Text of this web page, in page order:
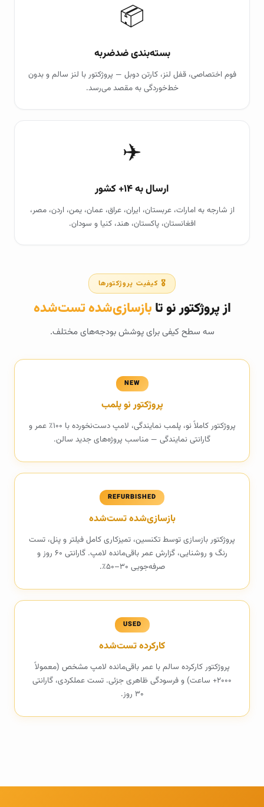
📦
بسته‌بندی ضدضربه
فوم اختصاصی، قفل لنز، کارتن دوبل — پروژکتور با لنز سالم و بدون
خط‌خوردگی به مقصد می‌رسد.
✈️
ارسال به ۱۴+ کشور
از شارجه به امارات، عربستان، ایران، عراق، عمان، یمن، اردن، مصر،
افغانستان، پاکستان، هند، کنیا و سودان.
🎖️ کیفیت پروژکتورها
از پروژکتور نو تا بازسازی‌شده تست‌شده
سه سطح کیفی برای پوشش بودجه‌های مختلف.
NEW
پروژکتور نو پلمب
پروژکتور کاملاً نو، پلمب نمایندگی، لامپ دست‌نخورده با ۱۰۰٪ عمر و
گارانتی نمایندگی — مناسب پروژه‌های جدید سالن.
REFURBISHED
بازسازی‌شده تست‌شده
پروژکتور بازسازی توسط تکنسین، تمیزکاری کامل فیلتر و پنل، تست
رنگ و روشنایی، گزارش عمر باقی‌مانده لامپ. گارانتی ۶۰ روز و
صرفه‌جویی ۳۰–۵۰٪.
USED
کارکرده تست‌شده
پروژکتور کارکرده سالم با عمر باقی‌مانده لامپ مشخص (معمولاً
۲۰۰۰+ ساعت) و فرسودگی ظاهری جزئی. تست عملکردی، گارانتی
۳۰ روز.